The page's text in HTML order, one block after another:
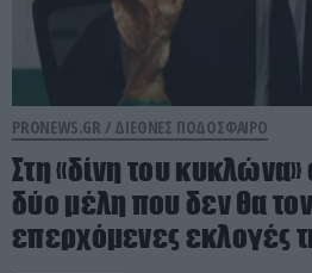
PRONEWS.GR / ΔΙΕΘΝΕΣ ΠΟΔΟΣΦΑΙΡΟ
Στη «δίνη του κυκλώνα»
δύο μέλη που δεν θα τον
επερχόμενες εκλογές